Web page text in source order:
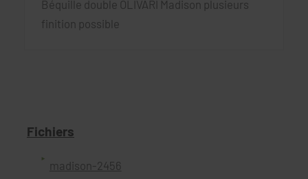
Béquille double OLIVARI Madison plusieurs
finition possible
Fichiers
madison-2456